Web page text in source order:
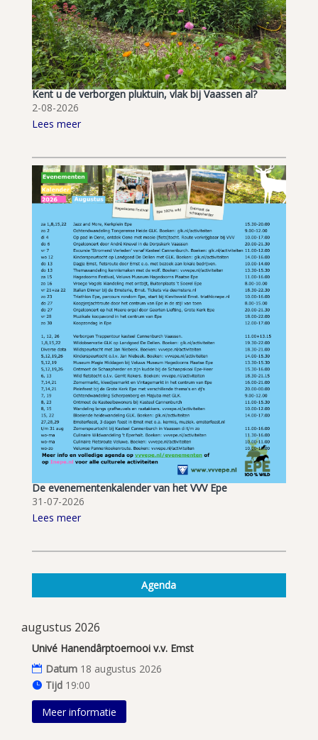
Kent u de verborgen pluktuin, vlak bij Vaassen al?
2-08-2026
Lees meer
De evenementenkalender van het VVV Epe
31-07-2026
Lees meer
Agenda
augustus 2026
Univé Hanendârptoernooi v.v. Emst
Datum 18 augustus 2026
Tijd 19:00
Meer informatie